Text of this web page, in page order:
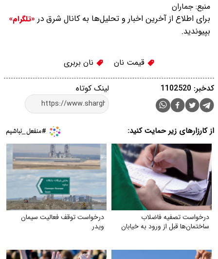
منبع: جماران
برای اطلاع از آخرین اخبار و تحلیل‌ها به کانال شرق در «تلگرام»
بپیوندید.
قیمت نان نان بربری
لینک کوتاه کدخبر: 1102520
از کارزارهای زیر حمایت کنید:
درخواست تصفیه فاضلاب
ساختمان‌ها قبل از ورود به خیابان
درخواست توقف فعالیت سیمان
ویدر